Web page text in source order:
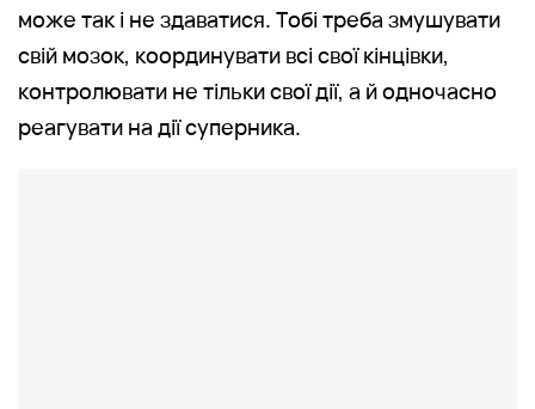
може так і не здаватися. Тобі треба змушувати
свій мозок, координувати всі свої кінцівки,
контролювати не тільки свої дії, а й одночасно
реагувати на дії суперника.